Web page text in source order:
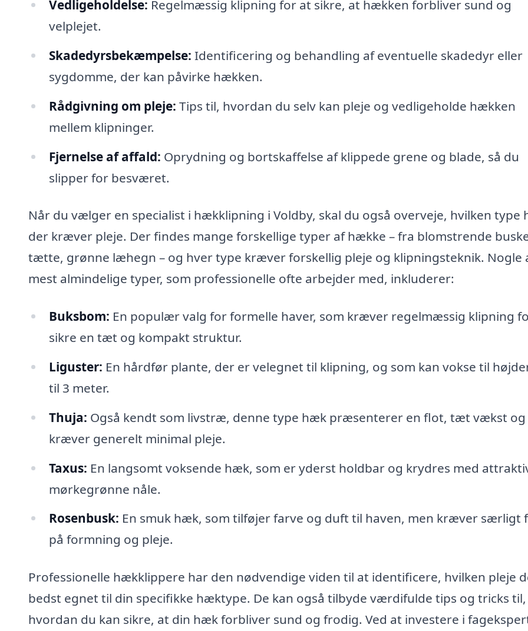
Vedligeholdelse: Regelmæssig klipning for at sikre, at hækken forbliver sund og
velplejet.
Skadedyrsbekæmpelse: Identificering og behandling af eventuelle skadedyr eller
sygdomme, der kan påvirke hækken.
Rådgivning om pleje: Tips til, hvordan du selv kan pleje og vedligeholde hækken
mellem klipninger.
Fjernelse af affald: Oprydning og bortskaffelse af klippede grene og blade, så du
slipper for besværet.
Når du vælger en specialist i hækklipning i Voldby, skal du også overveje, hvilken type
der kræver pleje. Der findes mange forskellige typer af hække – fra blomstrende
tætte, grønne læhegn – og hver type kræver forskellig pleje og klipningsteknik. Nogle
mest almindelige typer, som professionelle ofte arbejder med, inkluderer:
Buksbom: En populær valg for formelle haver, som kræver regelmæssig klipning
sikre en tæt og kompakt struktur.
Liguster: En hårdfør plante, der er velegnet til klipning, og som kan vokse til
til 3 meter.
Thuja: Også kendt som livstræ, denne type hæk præsenterer en flot, tæt vækst og
kræver generelt minimal pleje.
Taxus: En langsomt voksende hæk, som er yderst holdbar og krydres med
mørkegrønne nåle.
Rosenbusk: En smuk hæk, som tilføjer farve og duft til haven, men kræver særligt
på formning og pleje.
Professionelle hækklippere har den nødvendige viden til at identificere, hvilken pleje
bedst egnet til din specifikke hæktype. De kan også tilbyde værdifulde tips og tricks til,
hvordan du kan sikre, at din hæk forbliver sund og frodig. Ved at investere i